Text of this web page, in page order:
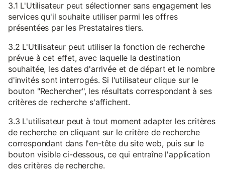
3.1 L'Utilisateur peut sélectionner sans engagement les
services qu'il souhaite utiliser parmi les offres
présentées par les Prestataires tiers.
3.2 L'Utilisateur peut utiliser la fonction de recherche
prévue à cet effet, avec laquelle la destination
souhaitée, les dates d'arrivée et de départ et le nombre
d'invités sont interrogés. Si l'utilisateur clique sur le
bouton "Rechercher", les résultats correspondant à ses
critères de recherche s'affichent.
3.3 L'utilisateur peut à tout moment adapter les critères
de recherche en cliquant sur le critère de recherche
correspondant dans l'en-tête du site web, puis sur le
bouton visible ci-dessous, ce qui entraîne l'application
des critères de recherche.